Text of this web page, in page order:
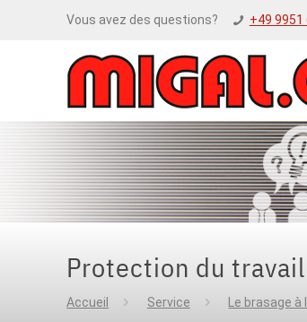
Vous avez des questions? +49 9951
Protection du travail
Accueil Service Le brasage